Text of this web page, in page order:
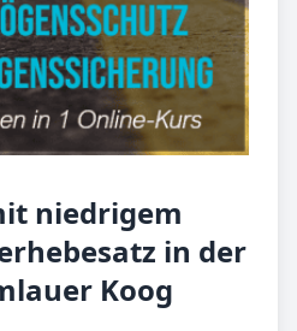
niedrigem
in der
Koog